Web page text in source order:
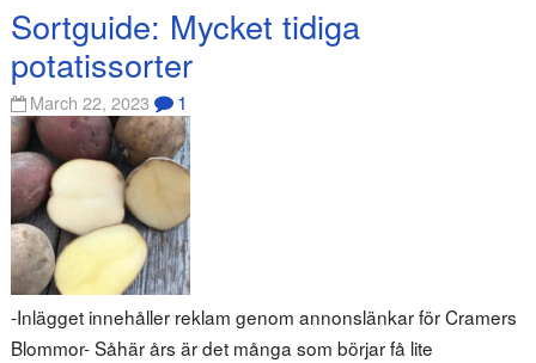
Sortguide: Mycket tidiga
potatissorter
March 22, 2023 1
-Inlägget innehåller reklam genom annonslänkar för Cramers
Blommor- Såhär års är det många som börjar få lite